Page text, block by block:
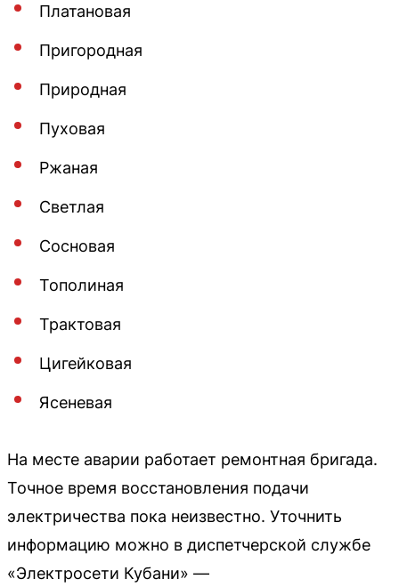
Платановая
Пригородная
Природная
Пуховая
Ржаная
Светлая
Сосновая
Тополиная
Трактовая
Цигейковая
Ясеневая
На месте аварии работает ремонтная бригада.
Точное время восстановления подачи
электричества пока неизвестно. Уточнить
информацию можно в диспетчерской службе
«Электросети Кубани» —